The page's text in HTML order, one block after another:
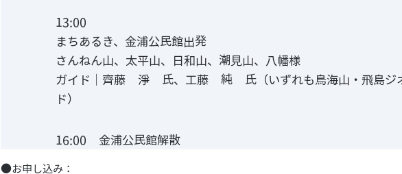
13:00
まちあるき、金浦公民館出発
さんねん山、太平山、日和山、潮見山、八幡様
ガイド｜齊藤 淨 氏、工藤 純 氏（いずれも鳥海山・飛島ジ
ド）
16:00 金浦公民館解散
●お申し込み：